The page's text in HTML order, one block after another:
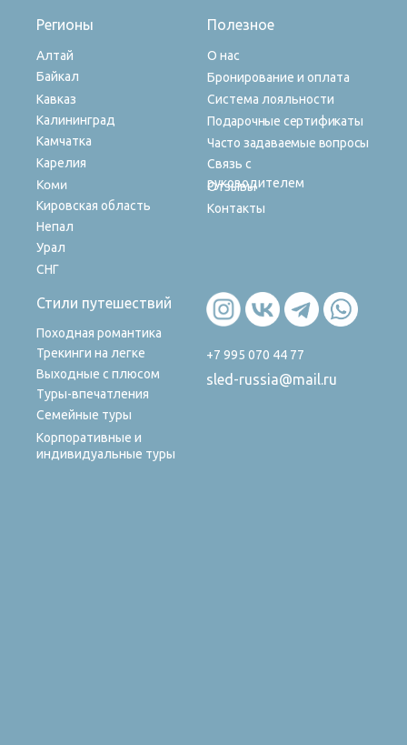
Регионы
Стили путешествий
О нас
Отзывы
Контакты
Алтай
Байкал
Кавказ
Калининград
Камчатка
Карелия
Коми
Кировская область
Непал
Урал
СНГ
Корпоративные и
индивидуальные туры
Семейные туры
Туры-впечатления
Выходные с плюсом
Трекинги на легке
Походная романтика
Бронирование и оплата
Система лояльности
Подарочные сертификаты
Часто задаваемые вопросы
Связь с
руководителем
Полезное
+7 995 070 44 77
sled-russia@mail.ru